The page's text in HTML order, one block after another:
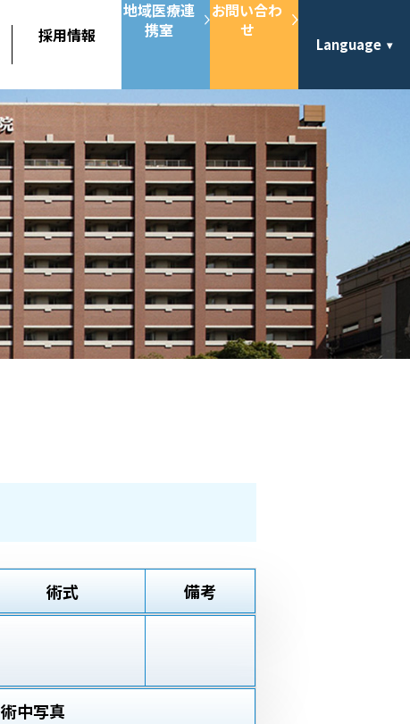
採用情報
地域医療連
携室
お問い合わ
せ
Language
術式 備考
術中写真